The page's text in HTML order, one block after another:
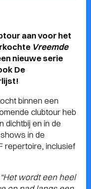
aan voor het
Vreemde
nieuwe serie
De
binnen een
clubtour heb
dichtbij en in de
in de
repertoire, inclusief
“Het wordt een heel